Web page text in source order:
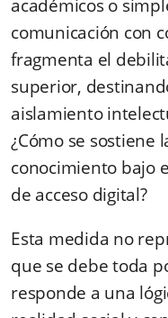
académicos o
comunicación con
fragmenta el
superior,
aislamiento
¿Cómo se sostiene
conocimiento bajo
de acceso digital?
Esta medida no
que se debe toda
responde a una